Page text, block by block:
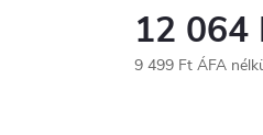
12 064
9 499 Ft ÁFA